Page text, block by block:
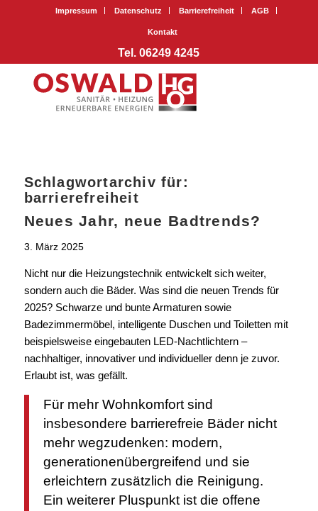
Impressum Datenschutz Barrierefreiheit AGB
Kontakt
Tel. 06249 4245
Schlagwortarchiv für:
barrierefreiheit
Neues Jahr, neue Badtrends?
3. März 2025
Nicht nur die Heizungstechnik entwickelt sich weiter,
sondern auch die Bäder. Was sind die neuen Trends für
2025? Schwarze und bunte Armaturen sowie
Badezimmermöbel, intelligente Duschen und Toiletten mit
beispielsweise eingebauten LED-Nachtlichtern –
nachhaltiger, innovativer und individueller denn je zuvor.
Erlaubt ist, was gefällt.
Für mehr Wohnkomfort sind
insbesondere barrierefreie Bäder nicht
mehr wegzudenken: modern,
generationenübergreifend und sie
erleichtern zusätzlich die Reinigung.
Ein weiterer Pluspunkt ist die offene